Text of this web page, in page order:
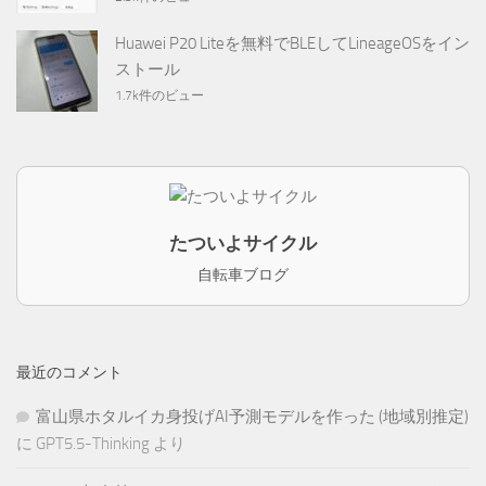
Huawei P20 Liteを無料でBLEしてLineageOSをイン
ストール
1.7k件のビュー
たついよサイクル
自転車ブログ
最近のコメント
富山県ホタルイカ身投げAI予測モデルを作った (地域別推定)
に GPT5.5-Thinking より